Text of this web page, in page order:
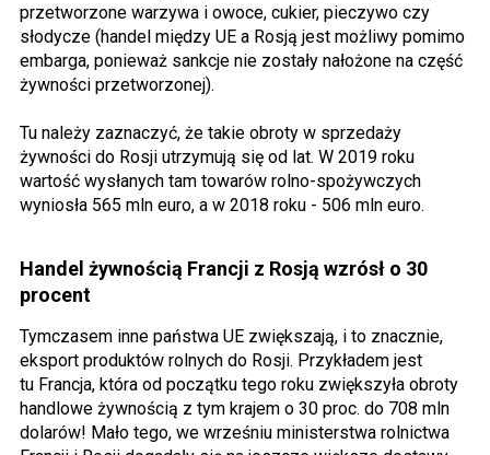
przetworzone warzywa i owoce, cukier, pieczywo czy
słodycze (handel między UE a Rosją jest możliwy pomimo
embarga, ponieważ sankcje nie zostały nałożone na część
żywności przetworzonej).
Tu należy zaznaczyć, że takie obroty w sprzedaży
żywności do Rosji utrzymują się od lat. W 2019 roku
wartość wysłanych tam towarów rolno-spożywczych
wyniosła 565 mln euro, a w 2018 roku - 506 mln euro.
Handel żywnością Francji z Rosją wzrósł o 30
procent
Tymczasem inne państwa UE zwiększają, i to znacznie,
eksport produktów rolnych do Rosji. Przykładem jest
tu Francja, która od początku tego roku zwiększyła obroty
handlowe żywnością z tym krajem o 30 proc. do 708 mln
dolarów! Mało tego, we wrześniu ministerstwa rolnictwa